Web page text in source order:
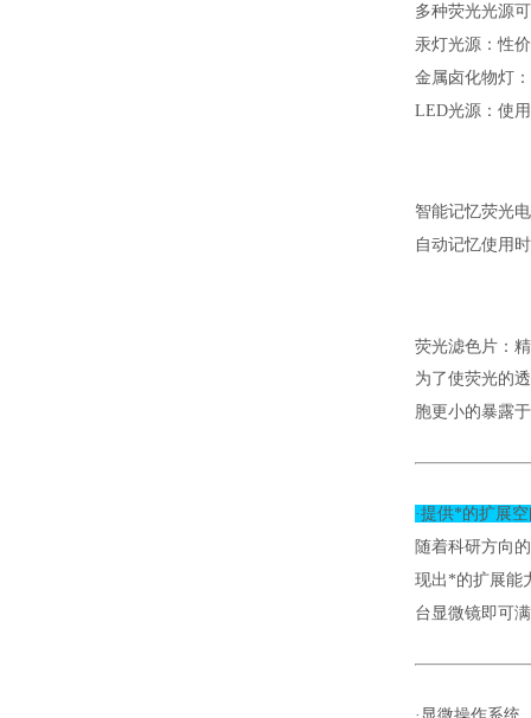
多种荧光光源
汞灯光源：性
金属卤化物灯：
LED光源： 使
智能记忆荧光
自动记忆使用
荧光滤色片：
为了使荧光的
胞更小的暴露
·提供*的扩展
随着科研方向
现出*的扩展能
台显微镜即可